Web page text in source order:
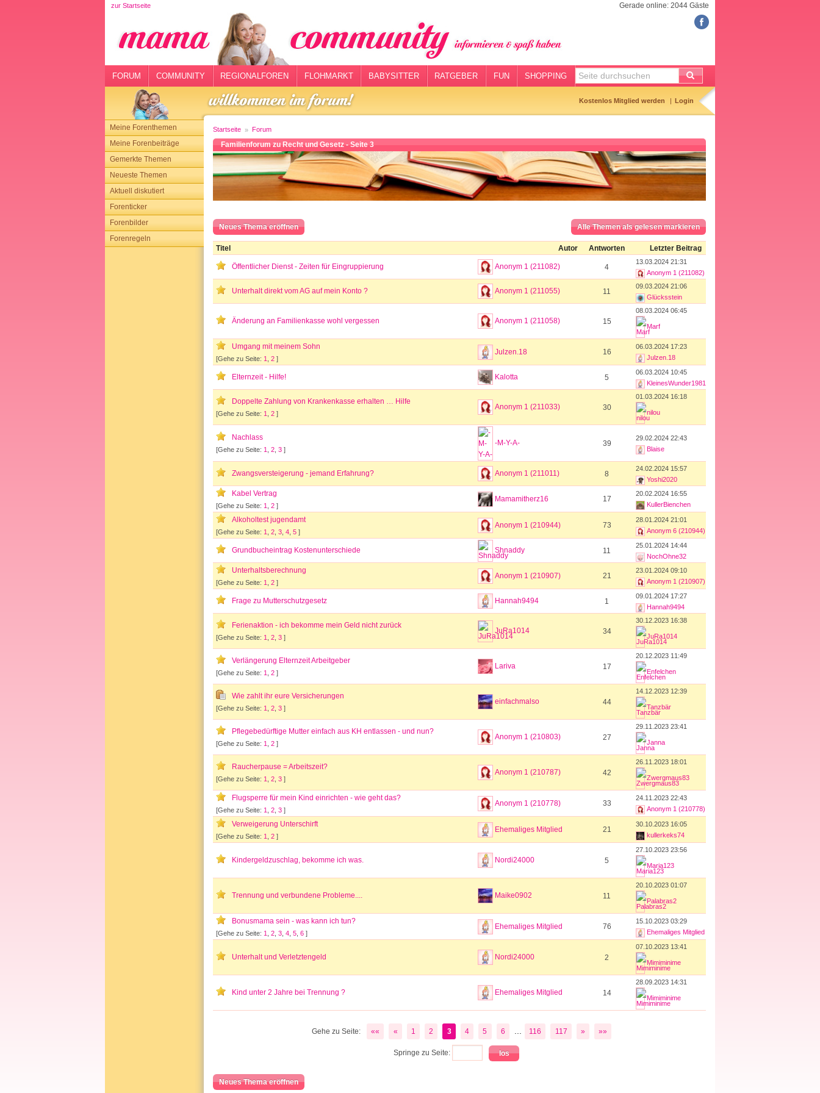
zur Startseite Gerade online: 2044 Gäste
FORUM COMMUNITY REGIONALFOREN FLOHMARKT BABYSITTER RATGEBER FUN SHOPPING
Kostenlos Mitglied werden Login
Meine Forenthemen
Meine Forenbeiträge
Gemerkte Themen
Neueste Themen
Aktuell diskutiert
Forenticker
Forenbilder
Forenregeln
Startseite Forum
Familienforum zu Recht und Gesetz - Seite 3
Neues Thema eröffnen Alle Themen als gelesen markieren
Titel Autor Antworten Letzter Beitrag
Öffentlicher Dienst - Zeiten für Eingruppierung Anonym 1 (211082) 4
13.03.2024 21:31
Anonym 1 (211082)
Unterhalt direkt vom AG auf mein Konto ? Anonym 1 (211055) 11
09.03.2024 21:06
Glücksstein
Änderung an Familienkasse wohl vergessen Anonym 1 (211058) 15
08.03.2024 06:45
Marf
Umgang mit meinem Sohn
[Gehe zu Seite: 1 2 ]
Julzen.18 16
06.03.2024 17:23
Julzen.18
Elternzeit - Hilfe! Kalotta 5
06.03.2024 10:45
KleinesWunder1981
Doppelte Zahlung von Krankenkasse erhalten … Hilfe
[Gehe zu Seite: 1 2 ]
Anonym 1 (211033) 30
01.03.2024 16:18
nilou
Nachlass
[Gehe zu Seite: 1 2 3 ]
-M-Y-A- 39
29.02.2024 22:43
Blaise
Zwangsversteigerung - jemand Erfahrung? Anonym 1 (211011) 8
24.02.2024 15:57
Yoshi2020
Kabel Vertrag
[Gehe zu Seite: 1 2 ]
Mamamitherz16 17
20.02.2024 16:55
KullerBienchen
Alkoholtest jugendamt
[Gehe zu Seite: 1 2 3 4 5 ]
Anonym 1 (210944) 73
28.01.2024 21:01
Anonym 6 (210944)
Grundbucheintrag Kostenunterschiede Shnaddy 11
25.01.2024 14:44
NochOhne32
Unterhaltsberechnung
[Gehe zu Seite: 1 2 ]
Anonym 1 (210907) 21
23.01.2024 09:10
Anonym 1 (210907)
Frage zu Mutterschutzgesetz Hannah9494 1
09.01.2024 17:27
Hannah9494
Ferienaktion - ich bekomme mein Geld nicht zurück
[Gehe zu Seite: 1 2 3 ]
JuRa1014 34
30.12.2023 16:38
JuRa1014
Verlängerung Elternzeit Arbeitgeber
[Gehe zu Seite: 1 2 ]
Lariva 17
20.12.2023 11:49
Enfelchen
Wie zahlt ihr eure Versicherungen
[Gehe zu Seite: 1 2 3 ]
einfachmalso 44
14.12.2023 12:39
Tanzbär
Pflegebedürftige Mutter einfach aus KH entlassen - und nun?
[Gehe zu Seite: 1 2 ]
Anonym 1 (210803) 27
29.11.2023 23:41
Janna
Raucherpause = Arbeitszeit?
[Gehe zu Seite: 1 2 3 ]
Anonym 1 (210787) 42
26.11.2023 18:01
Zwergmaus83
Flugsperre für mein Kind einrichten - wie geht das?
[Gehe zu Seite: 1 2 3 ]
Anonym 1 (210778) 33
24.11.2023 22:43
Anonym 1 (210778)
Verweigerung Unterschirft
[Gehe zu Seite: 1 2 ]
Ehemaliges Mitglied 21
30.10.2023 16:05
kullerkeks74
Kindergeldzuschlag, bekomme ich was. Nordi24000 5
27.10.2023 23:56
Maria123
Trennung und verbundene Probleme.... Maike0902 11
20.10.2023 01:07
Palabras2
Bonusmama sein - was kann ich tun?
[Gehe zu Seite: 1 2 3 4 5 6 ]
Ehemaliges Mitglied 76
15.10.2023 03:29
Ehemaliges Mitglied
Unterhalt und Verletztengeld Nordi24000 2
07.10.2023 13:41
Mimiminime
Kind unter 2 Jahre bei Trennung ? Ehemaliges Mitglied 14
28.09.2023 14:31
Mimiminime
Gehe zu Seite: «« « 1 2 3 4 5 6 116 117 » »»
Springe zu Seite:
Neues Thema eröffnen